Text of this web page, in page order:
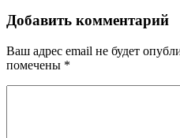
Добавить комментарий
Ваш адрес email не будет
помечены *